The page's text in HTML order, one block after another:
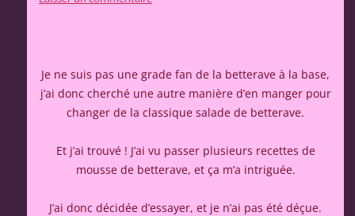
Je ne suis pas une grade fan de la betterave à la base,
j’ai donc cherché une autre manière d’en manger pour
changer de la classique salade de betterave.
Et j’ai trouvé ! J’ai vu passer plusieurs recettes de
mousse de betterave, et ça m’a intriguée.
J’ai donc décidée d’essayer, et je n’ai pas été déçue.